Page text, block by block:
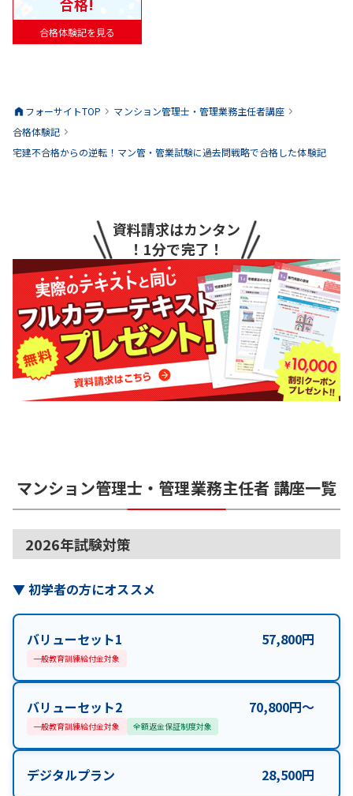
合格体験記を見る
フォーサイトTOP マンション管理士・管理業務主任者講座
合格体験記
宅建不合格からの逆転！マン管・管業試験に過去問戦略で合格した体験記
資料請求はカンタン
！1分で完了！
マンション管理士・管理業務主任者 講座一覧
2026年試験対策
▼初学者の方にオススメ
バリューセット1 57,800円
一般教育訓練給付金対象
バリューセット2 70,800円〜
一般教育訓練給付金対象 全額返金保証制度対象
デジタルプラン 28,500円